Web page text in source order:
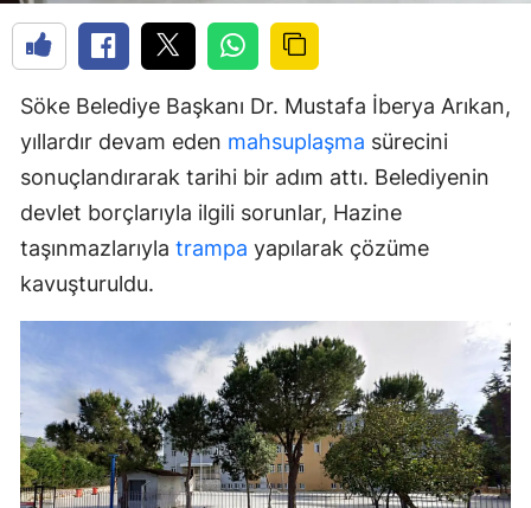
Söke Belediye Başkanı Dr. Mustafa İberya Arıkan,
yıllardır devam eden mahsuplaşma sürecini
sonuçlandırarak tarihi bir adım attı. Belediyenin
devlet borçlarıyla ilgili sorunlar, Hazine
taşınmazlarıyla trampa yapılarak çözüme
kavuşturuldu.